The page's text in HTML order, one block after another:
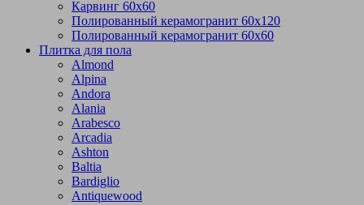
Карвинг 60х60
Полированный керамогранит 60х120
Полированный керамогранит 60х60
Плитка для пола
Almond
Alpina
Andora
Alania
Arabesco
Arcadia
Ashton
Baltia
Bardiglio
Antiquewood